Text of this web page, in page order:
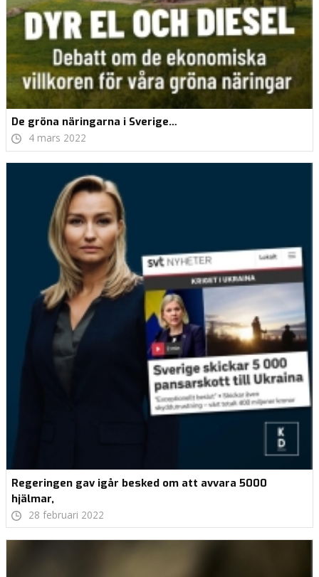
De gröna näringarna i Sverige…
4 mars 2022
Regeringen gav igår besked om att avvara 5000
hjälmar,
28 februari 2022